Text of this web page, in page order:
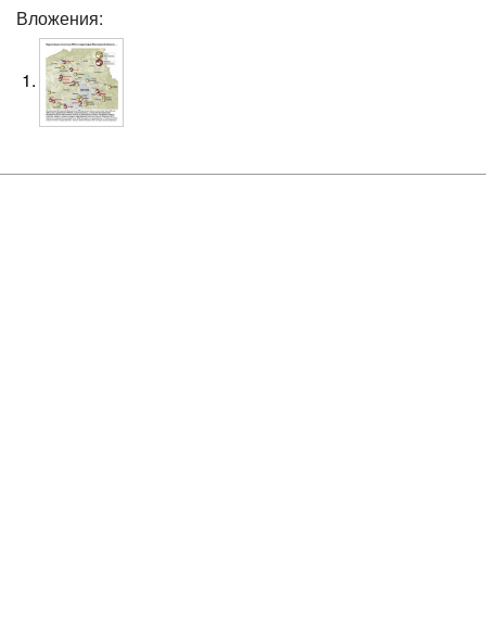
Вложения: